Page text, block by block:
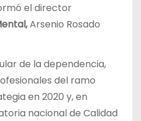
el director
Arsenio Rosado
de la dependencia,
del ramo
en 2020 y, en
nacional de Calidad